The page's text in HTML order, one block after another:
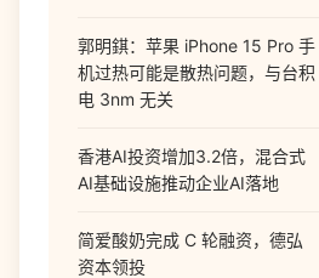
郭明錤：苹果 iPhone 15 Pro 手
机过热可能是散热问题，与台积
电 3nm 无关
香港AI投资增加3.2倍，混合式
AI基础设施推动企业AI落地
简爱酸奶完成 C 轮融资，德弘
资本领投